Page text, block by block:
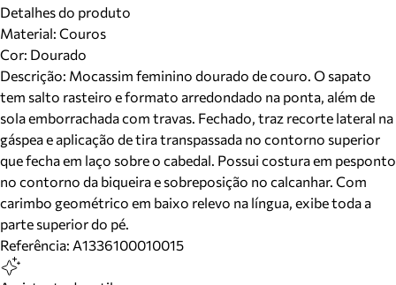
Detalhes do produto
Material: Couros
Cor: Dourado
Descrição: Mocassim feminino dourado de couro. O sapato
tem salto rasteiro e formato arredondado na ponta, além de
sola emborrachada com travas. Fechado, traz recorte lateral na
gáspea e aplicação de tira transpassada no contorno superior
que fecha em laço sobre o cabedal. Possui costura em pesponto
no contorno da biqueira e sobreposição no calcanhar. Com
carimbo geométrico em baixo relevo na língua, exibe toda a
parte superior do pé.
Referência: A1336100010015